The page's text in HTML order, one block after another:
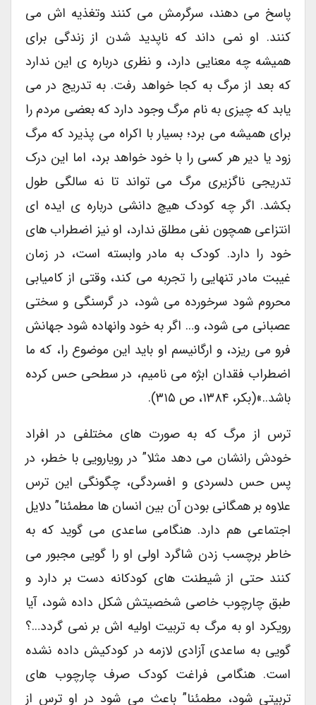
پاسخ می دهند، سرگرمش می کنند وتغذیه اش می
کنند. او نمی داند که ناپدید شدن از زندگی برای
همیشه چه معنایی دارد، و نظری درباره ی این ندارد
که بعد از مرگ به کجا خواهد رفت. به تدریج در می
یابد که چیزی به نام مرگ وجود دارد که بعضی مردم را
برای همیشه می برد؛ بسیار با اکراه می پذیرد که مرگ
زود یا دیر هر کسی را با خود خواهد برد، اما این درک
تدریجی ناگزیری مرگ می تواند تا نه سالگی طول
بکشد. اگر چه کودک هیچ دانشی درباره ی ایده ای
انتزاعی همچون نفی مطلق ندارد، او نیز اضطراب های
خود را دارد. کودک به مادر وابسته است، در زمان
غیبت مادر تنهایی را تجربه می کند، وقتی از کامیابی
محروم شود سرخورده می شود، در گرسنگی و سختی
عصبانی می شود، و… اگر به خود وانهاده شود جهانش
فرو می ریزد، و ارگانیسم او باید این موضوع را، که ما
اضطراب فقدان ابژه می نامیم، در سطحی حس کرده
باشد..»(بکر، ۱۳۸۴، ص ۳۱۵).
ترس از مرگ که به صورت های مختلفی در افراد
خودش رانشان می دهد مثلا” در رویارویی با خطر، در
پس حس دلسردی و افسردگی، چگونگی این ترس
علاوه بر همگانی بودن آن بین انسان ها مطمئنا” دلایل
اجتماعی هم دارد. هنگامی ساعدی می گوید که به
خاطر برچسب زدن شاگرد اولی او را گویی مجبور می
کنند حتی از شیطنت های کودکانه دست بر دارد و
طبق چارچوب خاصی شخصیتش شکل داده شود، آیا
رویکرد او به مرگ به تربیت اولیه اش بر نمی گردد…؟
گویی به ساعدی آزادی لازمه در کودکیش داده نشده
است. هنگامی فراغت کودک صرف چارچوب های
تربیتی شود، مطمئنا” باعث می شود در او ترس از